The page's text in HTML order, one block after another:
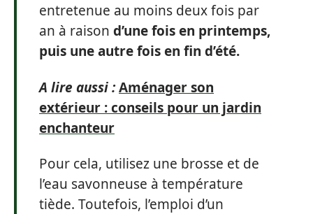
entretenue au moins deux fois par
an à raison d’une fois en printemps,
puis une autre fois en fin d’été.
A lire aussi :Aménager son
extérieur : conseils pour un jardin
enchanteur
Pour cela, utilisez une brosse et de
l’eau savonneuse à température
tiède. Toutefois, l’emploi d’un